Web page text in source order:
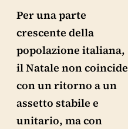
Per una parte
crescente della
popolazione italiana,
il Natale non coincide
con un ritorno a un
assetto stabile e
unitario, ma con